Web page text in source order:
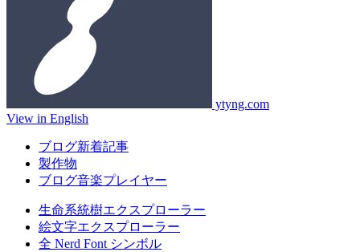
ytyng.com
View in English
ブログ新着記事
製作物
ブログ音楽プレイヤー
生命系統樹エクスプローラー
絵文字エクスプローラー
全 Nerd Font シンボル